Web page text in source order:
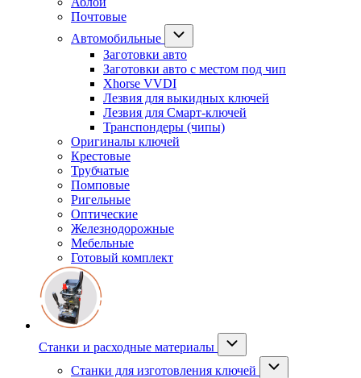
Почтовые
Автомобильные
Заготовки авто
Заготовки авто с местом под чип
Xhorse VVDI
Лезвия для выкидных ключей
Лезвия для Смарт-ключей
Транспондеры (чипы)
Оригиналы ключей
Крестовые
Трубчатые
Помповые
Ригельные
Оптические
Железнодорожные
Мебельные
Готовый комплект
Станки и расходные материалы
Станки для изготовления ключей